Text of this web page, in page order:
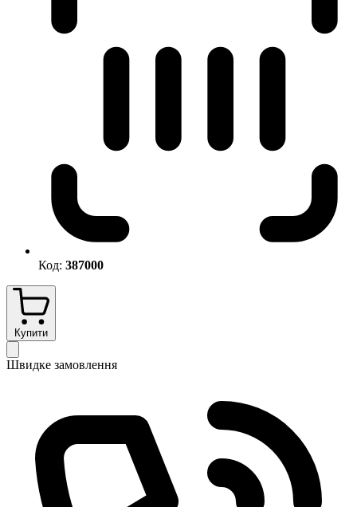
Код: 387000
Купити
Швидке замовлення